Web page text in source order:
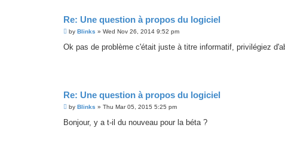
Re: Une question à propos du logiciel
P
s
by Blinks » Wed Nov 26, 2014 9:52 pm
Ok pas de problème c'était juste à titre informatif, privilégiez
Re: Une question à propos du logiciel
P
s
by Blinks » Thu Mar 05, 2015 5:25 pm
Bonjour, y a t-il du nouveau pour la béta ?